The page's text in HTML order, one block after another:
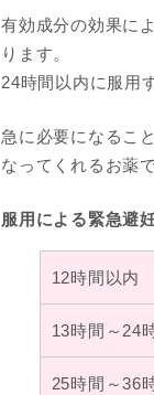
有効成分の効果に
ります。
24時間以内に服用
急に必要になるこ
なってくれるお薬で
服用による緊急避
12時間以内
13時間～24
25時間～36